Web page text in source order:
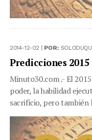
2014-12-02 | POR:
Predicciones
Minuto30.com .- El
poder, la habilidad
sacrificio, pero también